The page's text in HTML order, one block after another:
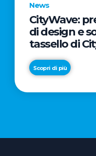
News
CityWave:
di design e
tassello di
Scopri di più